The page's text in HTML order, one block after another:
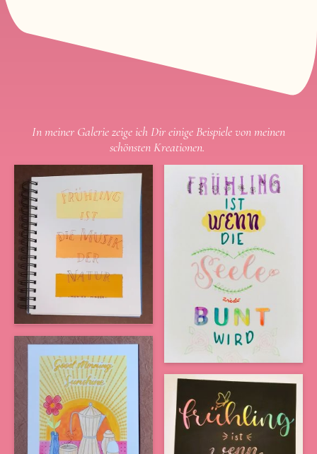
In meiner Galerie zeige ich Dir einige Beispiele von meinen
schönsten Kreationen.